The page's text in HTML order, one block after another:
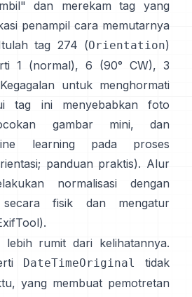
dan merekam tag yang
penampil cara memutarnya
tag 274 (Orientation)
1 (normal), 6 (90° CW), 3
untuk menghormati
tag ini menyebabkan foto
gambar mini, dan
learning pada proses
; panduan praktis). Alur
normalisasi dengan
fisik dan mengatur
).
lebih rumit dari kelihatannya.
DateTimeOriginal
tidak
yang membuat pemotretan